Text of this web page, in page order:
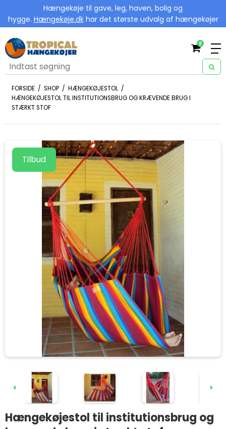
Hængekøje til gave, leg, haven, bolig og
hygge. Hængekøje.dkhar det største udvalg af hængekøjer
0
FORSIDE / SHOP / HÆNGEKØJESTOL /
HÆNGEKØJESTOL TIL INSTITUTIONSBRUG OG KRÆVENDE BRUG I
STÆRKT STOF
Tilbud
Hængekøjestol til institutionsbrug og